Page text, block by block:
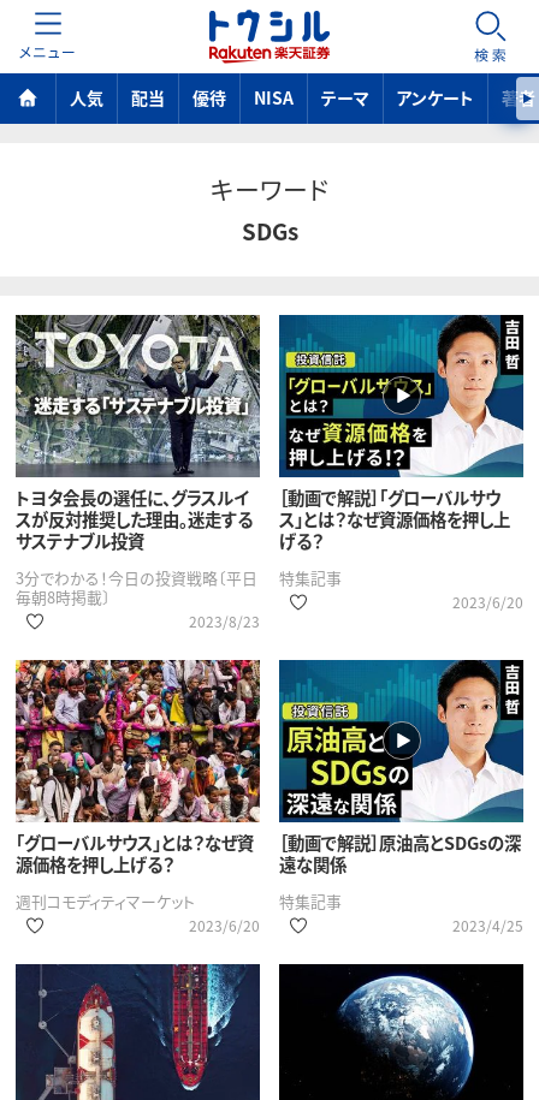
MENU 検索
人気 配当 優待 NISA テーマ アンケート 著者
キーワード
SDGs
トヨタ会長の選任に、グラスルイ
スが反対推奨した理由。迷走する
サステナブル投資
3分でわかる！今日の投資戦略〔平日
毎朝8時掲載〕
2023/8/23
［動画で解説］「グローバルサウ
ス」とは？なぜ資源価格を押し上
げる？
特集記事
2023/6/20
「グローバルサウス」とは？なぜ資
源価格を押し上げる？
週刊コモディティマーケット
2023/6/20
［動画で解説］原油高とSDGsの深
遠な関係
特集記事
2023/4/25